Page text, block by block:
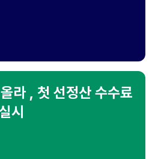
라 , 첫 선정산 수수료
시